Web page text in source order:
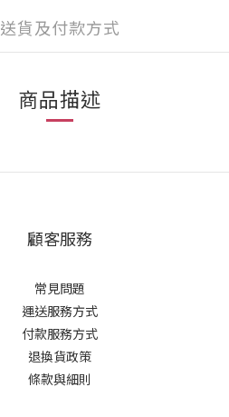
送貨及付款方式
商品描述
顧客服務
常見問題
運送服務方式
付款服務方式
退換貨政策
條款與細則